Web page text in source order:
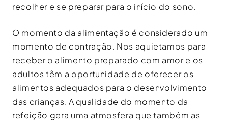
recolher e se preparar para o início do sono.
O momento da alimentação é considerado um
momento de contração. Nos aquietamos para
receber o alimento preparado com amor e os
adultos têm a oportunidade de oferecer os
alimentos adequados para o desenvolvimento
das crianças. A qualidade do momento da
refeição gera uma atmosfera que também as